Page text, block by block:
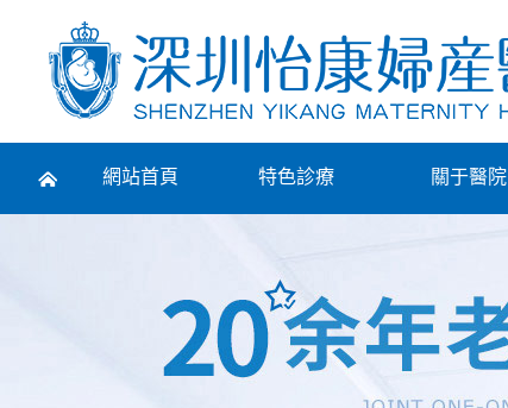
網站首頁 特色診療 關于醫院
Prev